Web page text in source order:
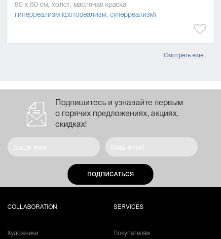
80 x 60 см, холст, масляная краска
гиперреализм (фотореализм, суперреализм)
Смотреть еще..
Подпишитесь и узнавайте первым
о горячих предложениях, акциях,
скидках!
ПОДПИСАТЬСЯ
COLLABORATION
Художники
SERVICES
Покупателям